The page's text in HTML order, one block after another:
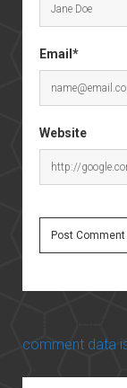
Email*
Website
comment data